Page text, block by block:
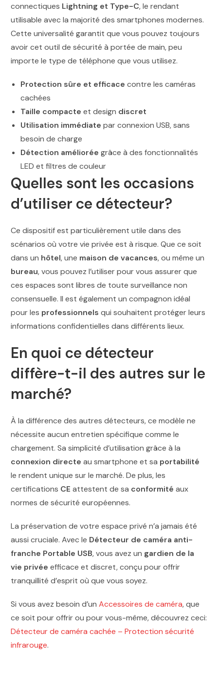
connectiques Lightning et Type-C, le rendant
utilisable avec la majorité des smartphones modernes.
Cette universalité garantit que vous pouvez toujours
avoir cet outil de sécurité à portée de main, peu
importe le type de téléphone que vous utilisez.
Protection sûre et efficace contre les caméras
cachées
Taille compacte et design discret
Utilisation immédiate par connexion USB, sans
besoin de charge
Détection améliorée grâce à des fonctionnalités
LED et filtres de couleur
Quelles sont les occasions
d’utiliser ce détecteur?
Ce dispositif est particulièrement utile dans des
scénarios où votre vie privée est à risque. Que ce soit
dans un hôtel, une maison de vacances, ou même un
bureau, vous pouvez l’utiliser pour vous assurer que
ces espaces sont libres de toute surveillance non
consensuelle. Il est également un compagnon idéal
pour les professionnels qui souhaitent protéger leurs
informations confidentielles dans différents lieux.
En quoi ce détecteur
diffère-t-il des autres sur le
marché?
À la différence des autres détecteurs, ce modèle ne
nécessite aucun entretien spécifique comme le
chargement. Sa simplicité d’utilisation grâce à la
connexion directe au smartphone et sa portabilité
le rendent unique sur le marché. De plus, les
certifications CE attestent de sa conformité aux
normes de sécurité européennes.
La préservation de votre espace privé n’a jamais été
aussi cruciale. Avec le Détecteur de caméra anti-
franche Portable USB, vous avez un gardien de la
vie privée efficace et discret, conçu pour offrir
tranquillité d’esprit où que vous soyez.
Si vous avez besoin d’unAccessoires de caméra, que
ce soit pour offrir ou pour vous-même, découvrez ceci:
Détecteur de caméra cachée – Protection sécurité
infrarouge.